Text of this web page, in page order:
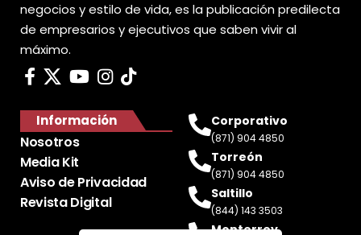
negocios y estilo de vida, es la publicación predilecta
de empresarios y ejecutivos que saben vivir al
máximo.
Información
Nosotros
Media Kit
Aviso de Privacidad
Revista Digital
Corporativo
(871) 904 4850
Torreón
(871) 904 4850
Saltillo
(844) 143 3503
Monterrey